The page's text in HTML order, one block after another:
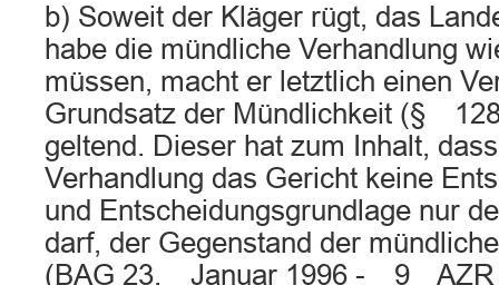
b) Soweit der Kläger rügt, das
habe die mündliche Verhandlung
müssen, macht er letztlich einen
Grundsatz der Mündlichkeit (§
geltend. Dieser hat zum Inhalt,
Verhandlung das Gericht keine
und Entscheidungsgrundlage nur
darf, der Gegenstand der
(BAG 23. Januar 1996 - 9